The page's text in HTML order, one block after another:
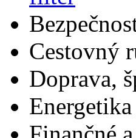
Cestovný
Doprava,